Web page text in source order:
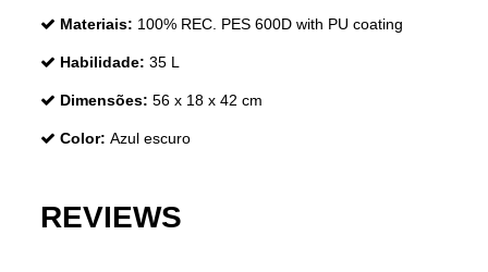
Materiais: 100% REC. PES 600D with PU coating
Habilidade: 35 L
Dimensões: 56 x 18 x 42 cm
Color: Azul escuro
REVIEWS